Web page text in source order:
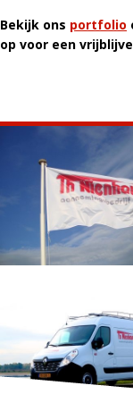
Bekijk ons portfolio
op voor een